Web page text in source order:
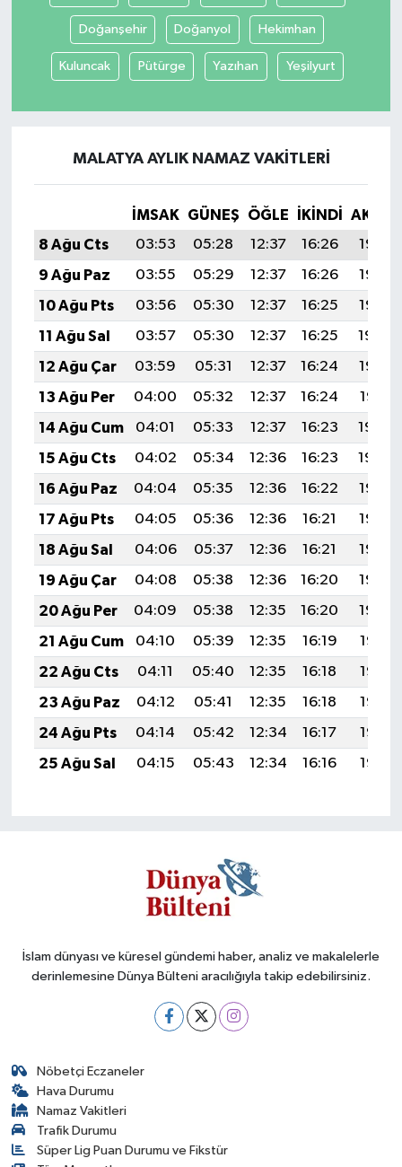
Doğanşehir Doğanyol Hekimhan
Kuluncak Pütürge Yazıhan Yeşilyurt
MALATYA AYLIK NAMAZ VAKITLERI
İMSAK GÜNEŞ ÖĞLE İKINDI
8 Ağu Cts
03:53 05:28 12:37 16:26
19:37
9 Ağu Paz
03:55 05:29 12:37 16:26
19:36
10 Ağu Pts
03:56 05:30 12:37 16:25
19:35
11 Ağu Sal
03:57 05:30 12:37 16:25
19:34
12 Ağu Çar
03:59 05:31 12:37 16:24
19:32
13 Ağu Per
04:00 05:32 12:37 16:24
19:31
14 Ağu Cum
04:01 05:33 12:37 16:23
19:30
15 Ağu Cts
04:02 05:34 12:36 16:23
19:29
16 Ağu Paz
04:04 05:35 12:36 16:22
19:27
17 Ağu Pts
04:05 05:36 12:36 16:21
19:26
18 Ağu Sal
04:06 05:37 12:36 16:21
19:25
19 Ağu Çar
04:08 05:38 12:36 16:20
19:23
20 Ağu Per
04:09 05:38 12:35 16:20
19:22
21 Ağu Cum
04:10 05:39 12:35 16:19
19:21
22 Ağu Cts
04:11 05:40 12:35 16:18
19:19
23 Ağu Paz
04:12 05:41 12:35 16:18
19:18
24 Ağu Pts
04:14 05:42 12:34 16:17
19:17
25 Ağu Sal
04:15 05:43 12:34 16:16 19:15
İslam dünyası ve küresel gündemi haber, analiz ve makalelerle
derinlemesine Dünya Bülteni aracılığıyla takip edebilirsiniz.
Nöbetçi Eczaneler
Hava Durumu
Namaz Vakitleri
Trafik Durumu
Süper Lig Puan Durumu ve Fikstür